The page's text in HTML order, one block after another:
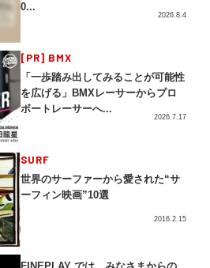
0...
2026.8.4
[PR] BMX
「一歩踏み出してみることが可能性
を広げる」BMXレーサーからプロ
ボートレーサーへ...
2026.7.17
SURF
世界のサーファーから愛された“サ
ーフィン映画”10選
2016.2.15